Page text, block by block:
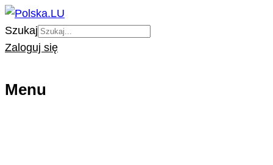
Szukaj
Zaloguj się
Menu